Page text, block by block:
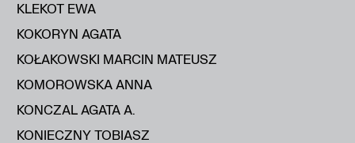
KLEKOT EWA
KOKORYN AGATA
KOŁAKOWSKI MARCIN MATEUSZ
KOMOROWSKA ANNA
KONCZAL AGATA A.
KONIECZNY TOBIASZ